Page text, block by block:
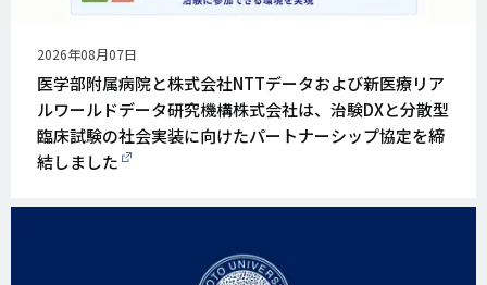
公
開
日
2026年08月07日
医学部附属病院と株式会社NTTデータおよび新医療リア
ルワールドデータ研究機構株式会社は、治験DXと分散型
臨床試験の社会実装に向けたパートナーシップ協定を締
結しました